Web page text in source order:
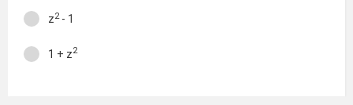
z2- 1
1 + z2